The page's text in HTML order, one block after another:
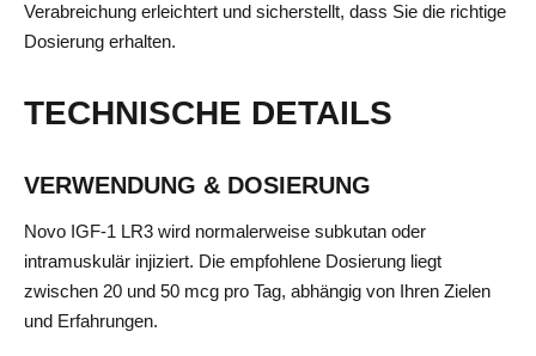
Verabreichung erleichtert und sicherstellt, dass Sie die richtige
Dosierung erhalten.
TECHNISCHE DETAILS
VERWENDUNG & DOSIERUNG
Novo IGF-1 LR3 wird normalerweise subkutan oder
intramuskulär injiziert. Die empfohlene Dosierung liegt
zwischen 20 und 50 mcg pro Tag, abhängig von Ihren Zielen
und Erfahrungen.